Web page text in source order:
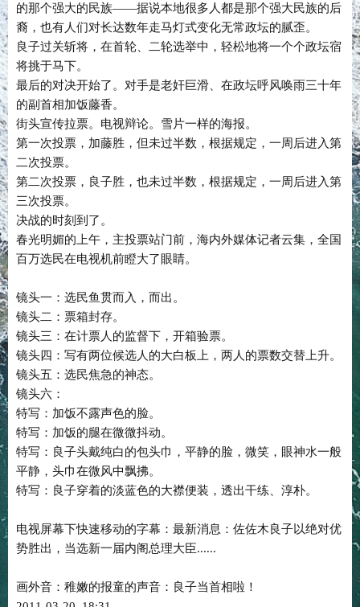
的那个强大的民族——据说本地很多人都是那个强大民族的后
裔，也有人们对长达数年走马灯式变化无常政坛的腻歪。
良子过关斩将，在首轮、二轮选举中，轻松地将一个个政坛宿
将挑于马下。
最后的对决开始了。对手是老奸巨滑、在政坛呼风唤雨三十年
的副首相加饭藤香。
街头宣传拉票。电视辩论。雪片一样的海报。
第一次投票，加藤胜，但未过半数，根据规定，一周后进入第
二次投票。
第二次投票，良子胜，也未过半数，根据规定，一周后进入第
三次投票。
决战的时刻到了。
春光明媚的上午，主投票站门前，海内外媒体记者云集，全国
百万选民在电视机前瞪大了眼睛。
镜头一：选民鱼贯而入，而出。
镜头二：票箱封存。
镜头三：在计票人的监督下，开箱验票。
镜头四：写有两位候选人的大白板上，两人的票数交替上升。
镜头五：选民焦急的神态。
镜头六：
特写：加饭不露声色的脸。
特写：加饭的腿在微微抖动。
特写：良子头戴纯白的包头巾，平静的脸，微笑，眼神水一般
平静，头巾在微风中飘拂。
特写：良子穿着的淡蓝色的大襟便装，透出干练、淳朴。
电视屏幕下快速移动的字幕：最新消息：佐佐木良子以绝对优
势胜出，当选新一届内阁总理大臣......
画外音：稚嫩的报童的声音：良子当首相啦！